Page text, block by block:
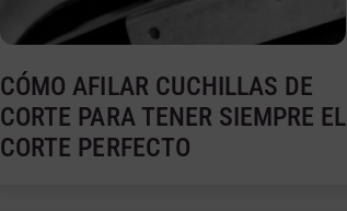
CÓMO AFILAR CUCHILLAS DE
CORTE PARA TENER SIEMPRE EL
CORTE PERFECTO